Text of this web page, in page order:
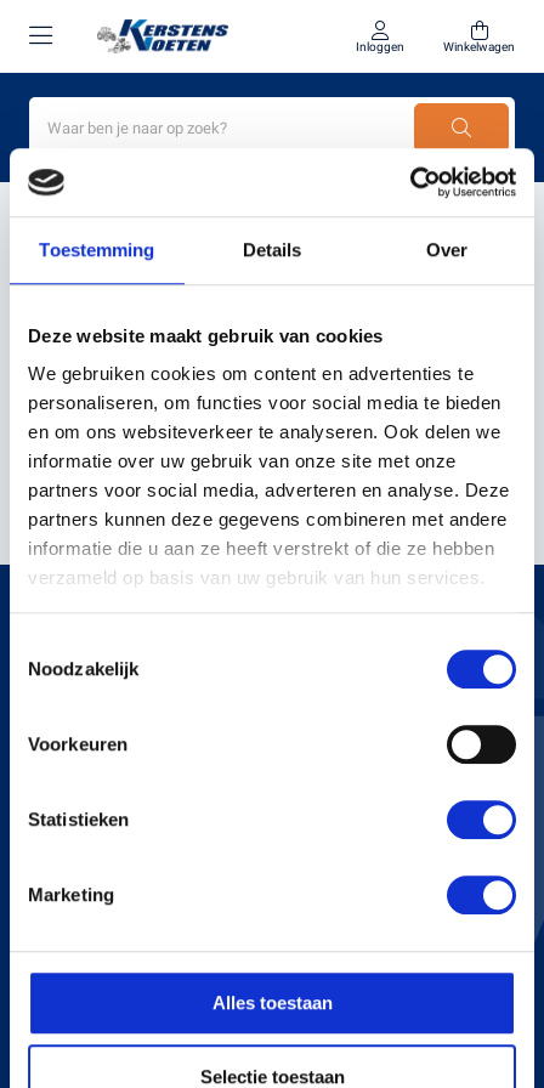
Toestemming Details Over
Deze website maakt gebruik van cookies
We gebruiken cookies om content en advertenties te
personaliseren, om functies voor social media te bieden
en om ons websiteverkeer te analyseren. Ook delen we
informatie over uw gebruik van onze site met onze
partners voor social media, adverteren en analyse. Deze
partners kunnen deze gegevens combineren met andere
informatie die u aan ze heeft verstrekt of die ze hebben
verzameld op basis van uw gebruik van hun services.
Noodzakelijk
Voorkeuren
Statistieken
Marketing
Alles toestaan
Selectie toestaan
Inloggen Winkelwagen
GRONDPINNEN
AUTOMOWER
Filter Sorteer
+31 165 534 222
info@kerstensvoeten.nl